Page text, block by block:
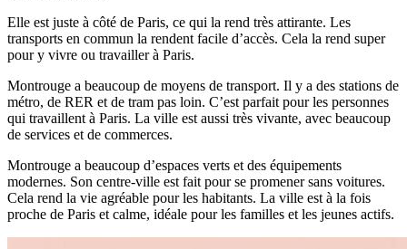
Elle est juste à côté de Paris, ce qui la rend très attirante. Les
transports en commun la rendent facile d’accès. Cela la rend super
pour y vivre ou travailler à Paris.
Montrouge a beaucoup de moyens de transport. Il y a des stations de
métro, de RER et de tram pas loin. C’est parfait pour les personnes
qui travaillent à Paris. La ville est aussi très vivante, avec beaucoup
de services et de commerces.
Montrouge a beaucoup d’espaces verts et des équipements
modernes. Son centre-ville est fait pour se promener sans voitures.
Cela rend la vie agréable pour les habitants. La ville est à la fois
proche de Paris et calme, idéale pour les familles et les jeunes actifs.